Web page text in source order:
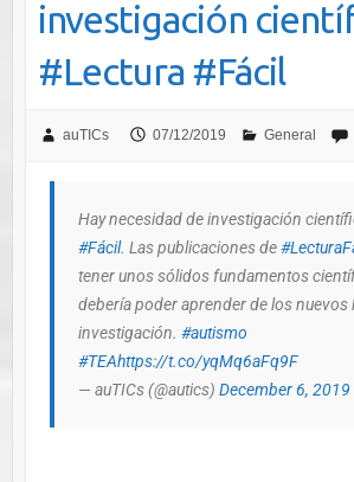
investigación
#Lectura #Fácil
auTICs 07/12/2019 General
Hay necesidad de investigación
#Fácil. Las publicaciones de
tener unos sólidos fundamentos
debería poder aprender de los nuevos
investigación. #autismo
#TEAhttps://t.co/yqMq6aFq9F
— auTICs (@autics) December 6, 2019